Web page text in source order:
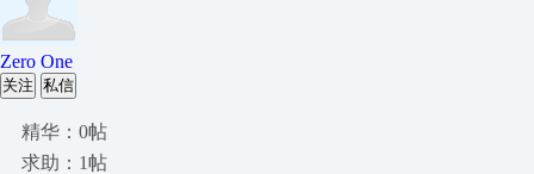
Zero One
关注 私信
精华：0帖
求助：1帖